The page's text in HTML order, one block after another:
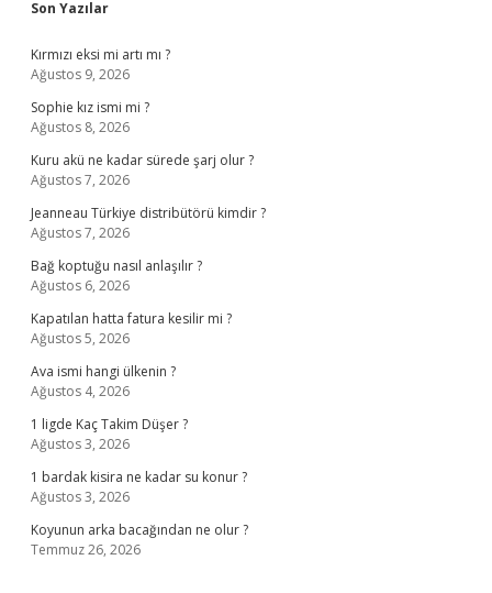
Sidebar
Son Yazılar
Kırmızı eksi mi artı mı ?
Ağustos 9, 2026
Sophie kız ismi mi ?
Ağustos 8, 2026
Kuru akü ne kadar sürede şarj olur ?
Ağustos 7, 2026
Jeanneau Türkiye distribütörü kimdir ?
Ağustos 7, 2026
Bağ koptuğu nasıl anlaşılır ?
Ağustos 6, 2026
Kapatılan hatta fatura kesilir mi ?
Ağustos 5, 2026
Ava ismi hangi ülkenin ?
Ağustos 4, 2026
1 ligde Kaç Takim Düşer ?
Ağustos 3, 2026
1 bardak kisira ne kadar su konur ?
Ağustos 3, 2026
Koyunun arka bacağından ne olur ?
Temmuz 26, 2026